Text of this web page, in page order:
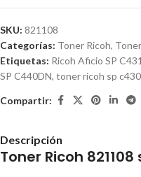
SKU: 821108
Categorías: Toner Ricoh,
Etiquetas: Ricoh Aficio SP
SP C440DN, toner ricoh sp
Compartir:
Descripción
Toner Ricoh